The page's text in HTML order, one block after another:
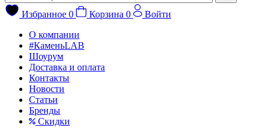
Избранное 0 Корзина 0
Войти
О компании
#КаменьLAB
Шоурум
Доставка и оплата
Контакты
Новости
Статьи
Бренды
Скидки